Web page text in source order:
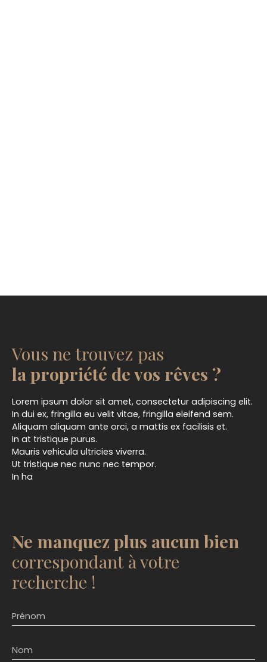
Vous ne trouvez pas
la propriété de vos rêves ?
Lorem ipsum dolor sit amet, consectetur adipiscing elit.
In dui ex, fringilla eu velit vitae, fringilla eleifend sem.
Aliquam aliquam ante orci, a mattis ex facilisis et.
In at tristique purus.
Mauris vehicula ultricies viverra.
Ut tristique nec nunc nec tempor.
In ha
Ne manquez plus aucun bien
correspondant à votre
recherche !
Prénom
Nom